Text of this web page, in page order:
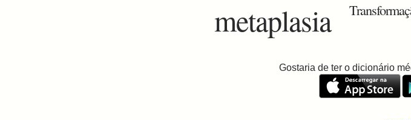
metaplasia
Gostaria de ter o dicionário